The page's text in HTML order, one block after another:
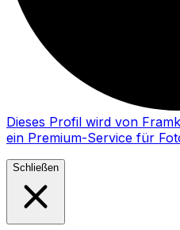
Dieses Profil wird von
ein Premium-Service für
Schließen